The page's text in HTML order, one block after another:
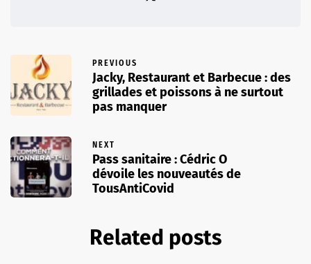
PREVIOUS
Jacky, Restaurant et Barbecue : des
grillades et poissons à ne surtout
pas manquer
NEXT
Pass sanitaire : Cédric O
dévoile les nouveautés de
TousAntiCovid
Related posts